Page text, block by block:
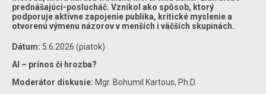
prednášajúci-poslucháč. Vznikol ako spôsob, ktorý
podporuje aktívne zapojenie publika, kritické myslenie a
otvorenú výmenu názorov v menších i väčších skupinách.
Dátum: 5.6.2026 (piatok)
AI – prínos či hrozba?
Moderátor diskusie: Mgr. Bohumil Kartous, Ph.D.